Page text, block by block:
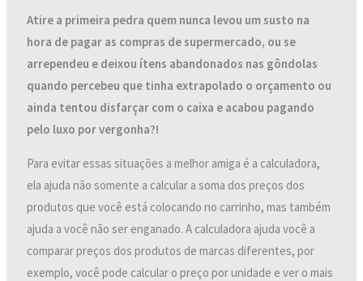
Atire a primeira pedra quem nunca levou um susto na
hora de pagar as compras de supermercado, ou se
arrependeu e deixou ítens abandonados nas gôndolas
quando percebeu que tinha extrapolado o orçamento ou
ainda tentou disfarçar com o caixa e acabou pagando
pelo luxo por vergonha?!
Para evitar essas situações a melhor amiga é a calculadora,
ela ajuda não somente a calcular a soma dos preços dos
produtos que você está colocando no carrinho, mas também
ajuda a você não ser enganado. A calculadora ajuda você a
comparar preços dos produtos de marcas diferentes, por
exemplo, você pode calcular o preço por unidade e ver o mais